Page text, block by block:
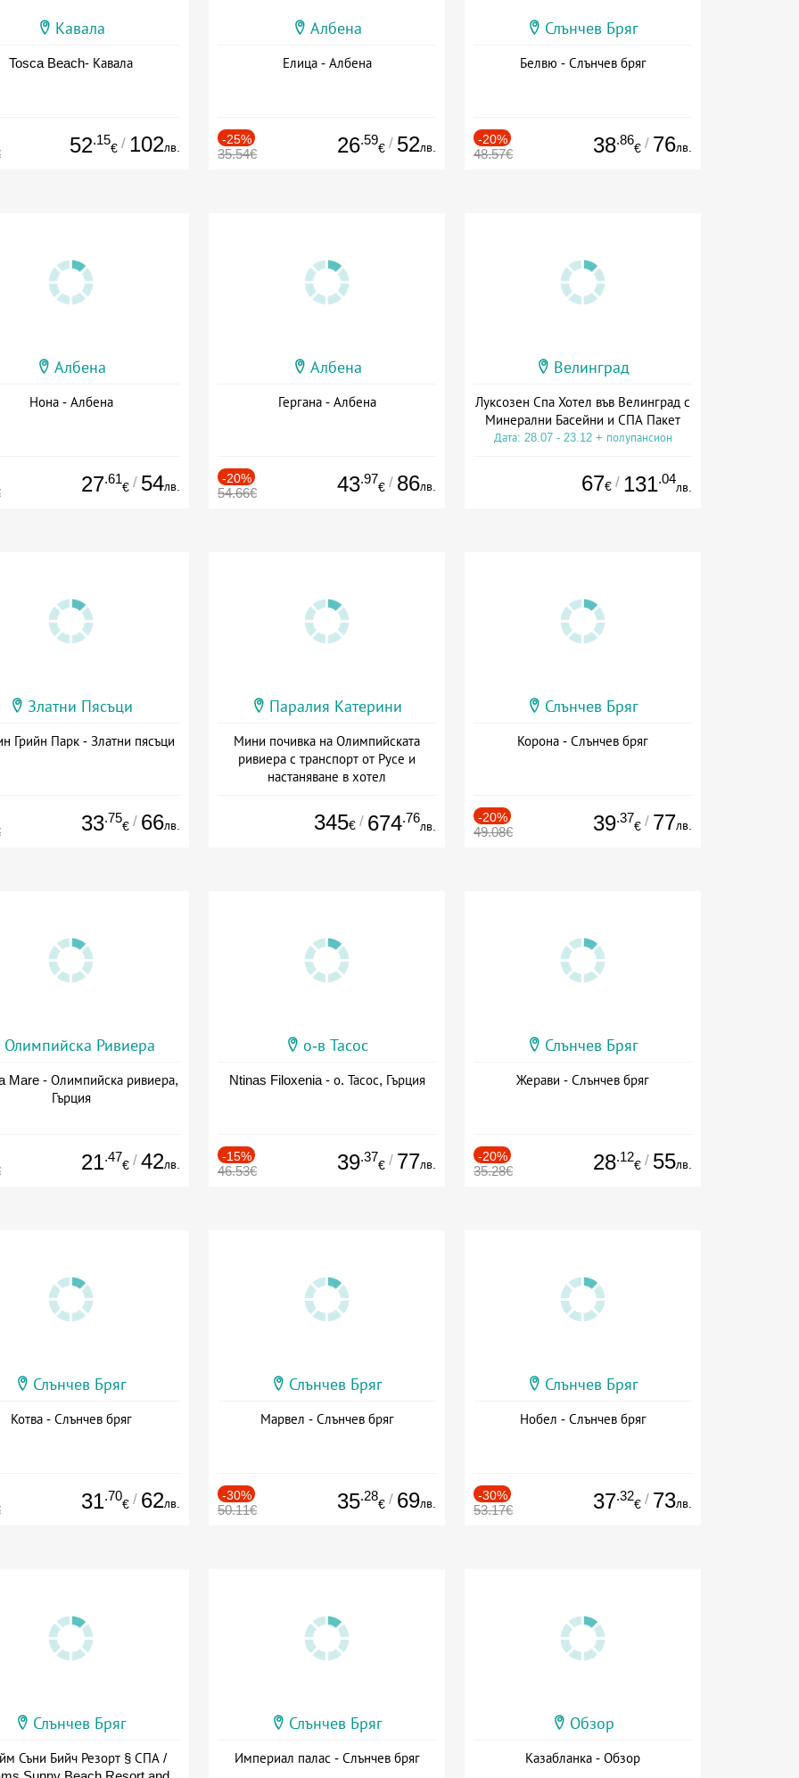
Кавала
Tosca Beach- Кавала
52.15
€ / 102лв.
Албена
Елица - Албена
-25%
35.54€ 26.59
€ / 52лв.
Слънчев Бряг
Белвю - Слънчев бряг
-20%
48.57€ 38.86
€ / 76лв.
Албена
Нона - Албена
27.61
€ / 54лв.
Албена
Гергана - Албена
-20%
54.66€ 43.97
€ / 86лв.
Велинград
Луксозен Спа Хотел във Велинград с
Минерални Басейни и СПА Пакет
Дата: 28.07 - 23.12 + полупансион
67€ / 131.04
лв.
Златни Пясъци
Грийн Парк - Златни пясъци
33.75
€ / 66лв.
Паралия Катерини
Мини почивка на Олимпийската
ривиера с транспорт от Русе и
настаняване в хотел
345€ / 674.76
лв.
Слънчев Бряг
Корона - Слънчев бряг
-20%
49.08€ 39.37
€ / 77лв.
Олимпийска Ривиера
Mare - Олимпийска ривиера,
Гърция
21.47
€ / 42лв.
о-в Тасос
Ntinas Filoxenia - о. Тасос, Гърция
-15%
46.53€ 39.37
€ / 77лв.
Слънчев Бряг
Жерави - Слънчев бряг
-20%
35.28€ 28.12
€ / 55лв.
Слънчев Бряг
Котва - Слънчев бряг
31.70
€ / 62лв.
Слънчев Бряг
Марвел - Слънчев бряг
-30%
50.11€ 35.28
€ / 69лв.
Слънчев Бряг
Нобел - Слънчев бряг
-30%
53.17€ 37.32
€ / 73лв.
Слънчев Бряг
Съни Бийч Резорт § СПА /
Слънчев Бряг
Империал палас - Слънчев бряг
Обзор
Казабланка - Обзор